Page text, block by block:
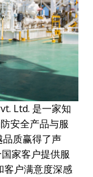
Ltd. 是一家知
安全产品与服
质赢得了声
家客户提供服
户满意度深感